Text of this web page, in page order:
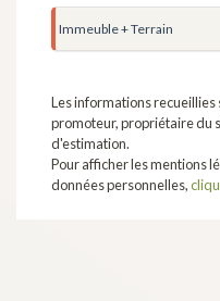
Immeuble + Terrain
Les informations recueillies
promoteur, propriétaire du
d'estimation.
Pour afficher les mentions
données personnelles,